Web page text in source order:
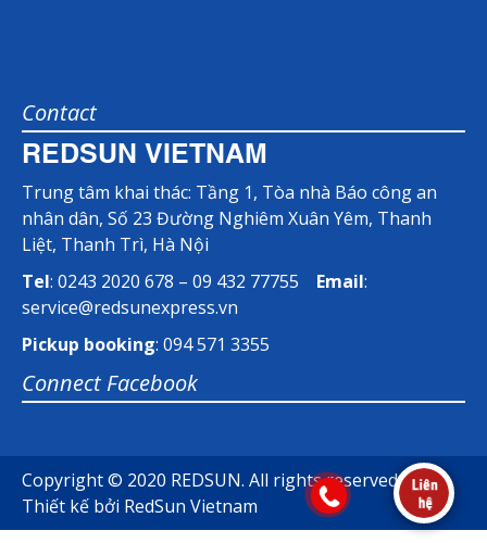
Contact
REDSUN VIETNAM
Trung tâm khai thác: Tầng 1, Tòa nhà Báo công an
nhân dân, Số 23 Đường Nghiêm Xuân Yêm, Thanh
Liệt, Thanh Trì, Hà Nội
Tel: 0243 2020 678 – 09 432 77755 Email:
service@redsunexpress.vn
Pickup booking: 094 571 3355
Connect Facebook
Copyright © 2020 REDSUN. All rights reserved.
Thiết kế bởi RedSun Vietnam